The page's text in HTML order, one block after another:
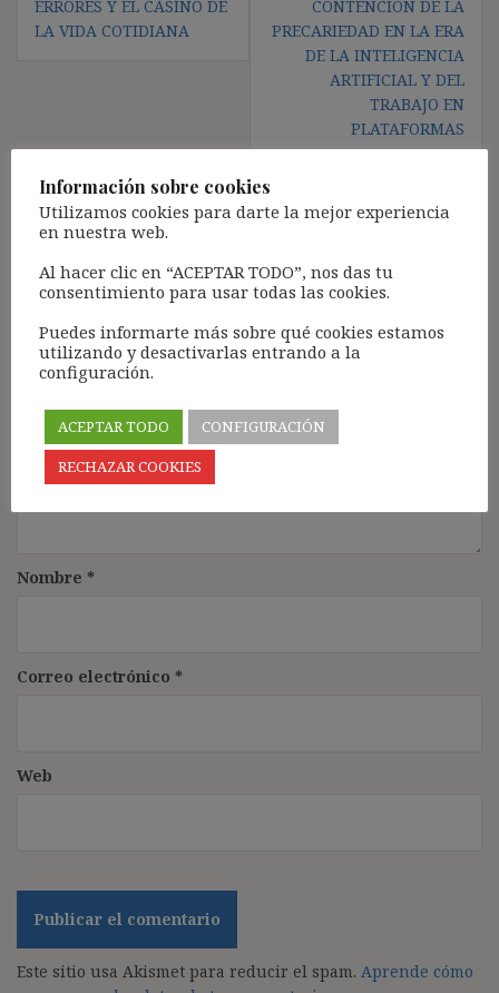
entradas
ERRORES Y EL CASINO DE
LA VIDA COTIDIANA
CONTENCIÓN DE LA
PRECARIEDAD EN LA ERA
DE LA INTELIGENCIA
ARTIFICIAL Y DEL
TRABAJO EN
PLATAFORMAS
Deja una respuesta
Tu dirección de correo electrónico no será publicada.
campos obligatorios están marcados con*
Comentario*
Nombre *
Correo electrónico *
Web
Este sitio usa Akismet para reducir el spam. Aprende cómo
Información sobre cookies
Utilizamos cookies para darte la mejor experiencia
en nuestra web.
Al hacer clic en “ACEPTAR TODO”, nos das tu
consentimiento para usar todas las cookies.
Puedes informarte más sobre qué cookies estamos
utilizando y desactivarlas entrando a la
configuración.
ACEPTAR TODO
CONFIGURACIÓN
RECHAZAR COOKIES